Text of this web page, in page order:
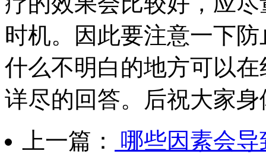
时机。因此要注意一下
什么不明白的地方可以
详尽的回答。后祝大家
上一篇：
哪些因素会